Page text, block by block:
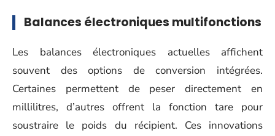
Balances électroniques multifonctions
Les balances électroniques actuelles affichent
souvent des options de conversion intégrées.
Certaines permettent de peser directement en
millilitres, d’autres offrent la fonction tare pour
soustraire le poids du récipient. Ces innovations